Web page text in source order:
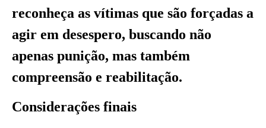
reconheça as vítimas que são forçadas a
agir em desespero, buscando não
apenas punição, mas também
compreensão e reabilitação.
Considerações finais